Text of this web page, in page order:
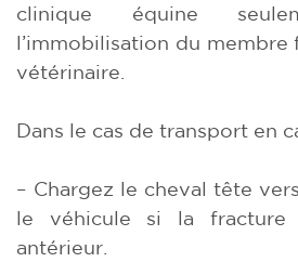
clinique équine
l’immobilisation du membre
vétérinaire.
Dans le cas de transport en
– Chargez le cheval tête
le véhicule si la fracture
antérieur.